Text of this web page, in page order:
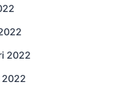
2022
2022